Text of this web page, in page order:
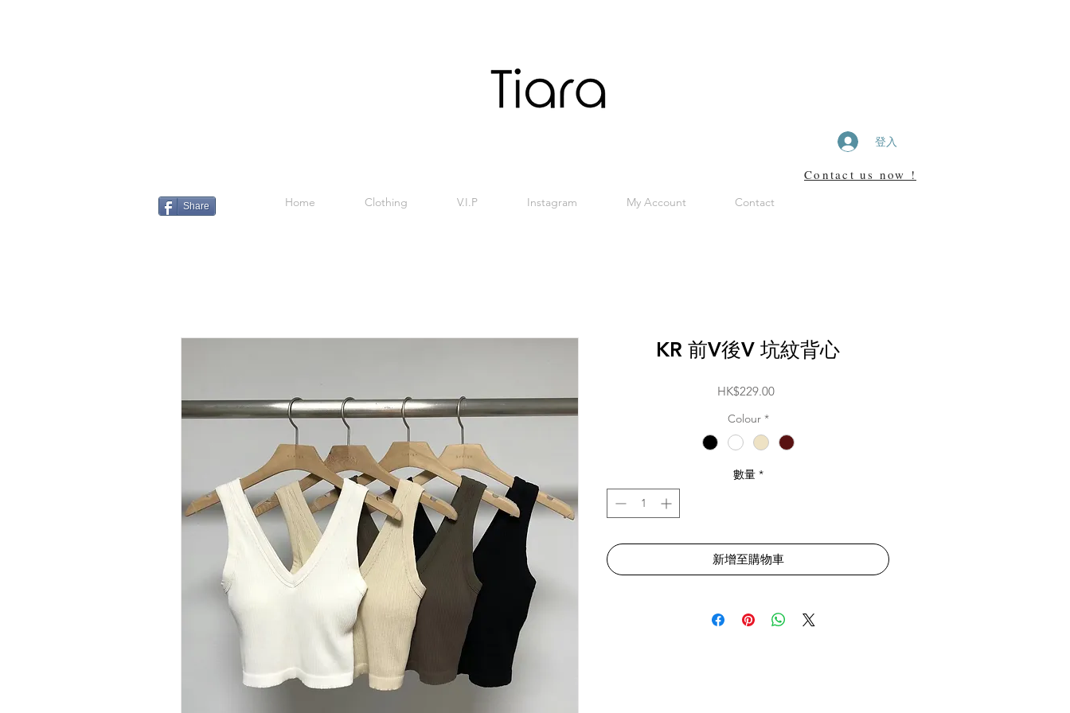
登入
Contact us now !
Share Home Clothing V.I.P Instagram My Account Contact
KR 前V後V 坑紋背心
HK$229.00價
Colour *
數量 *
新增至購物車